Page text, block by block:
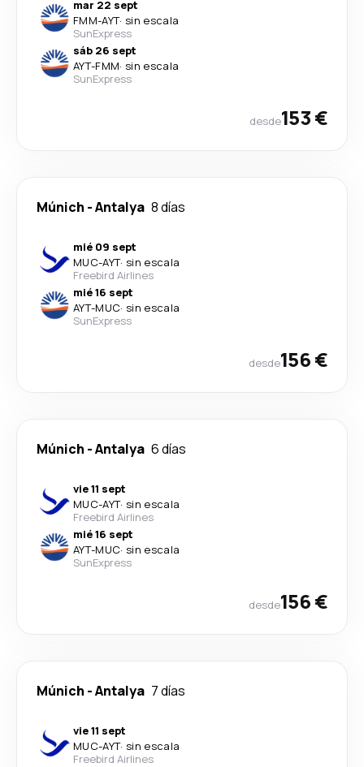
mar 22 sept
FMM-AYT· sin escala
SunExpress
sáb 26 sept
AYT-FMM· sin escala
SunExpress
desde153 €
Múnich -Antalya 8 días
mié 09 sept
MUC-AYT· sin escala
Freebird Airlines
mié 16 sept
AYT-MUC· sin escala
SunExpress
desde156 €
Múnich -Antalya 6 días
vie 11 sept
MUC-AYT· sin escala
Freebird Airlines
mié 16 sept
AYT-MUC· sin escala
SunExpress
desde156 €
Múnich -Antalya 7 días
vie 11 sept
MUC-AYT· sin escala
Freebird Airlines